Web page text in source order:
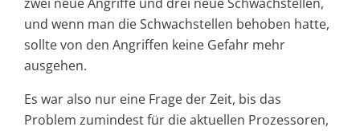
und wenn man die Schwachstellen behoben hatte,
sollte von den Angriffen keine Gefahr mehr
ausgehen.
Es war also nur eine Frage der Zeit, bis das
Problem zumindest für die aktuellen Prozessoren,